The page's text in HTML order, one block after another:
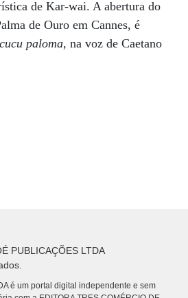
de Kar-wai. A abertura do
de Ouro em Cannes, é
paloma, na voz de Caetano
PUBLICAÇÕES LTDA
é um portal digital independente e sem